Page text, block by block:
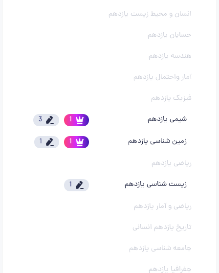
انسان و محیط زیست یازدهم
حسابان یازدهم
هندسه یازدهم
آمار واحتمال یازدهم
فیزیک یازدهم
شیمی یازدهم
1
3
زمین شناسی یازدهم 1
1
ریاضی یازدهم
زیست شناسی یازدهم
1
ریاضی و آمار یازدهم
تاریخ یازدهم انسانی
جامعه شناسی یازدهم
جغرافیا یازدهم